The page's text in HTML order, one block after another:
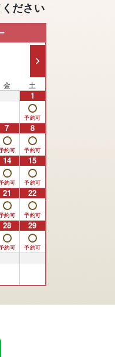
ださい
金 土
1
7 8
14 15
21 22
28 29